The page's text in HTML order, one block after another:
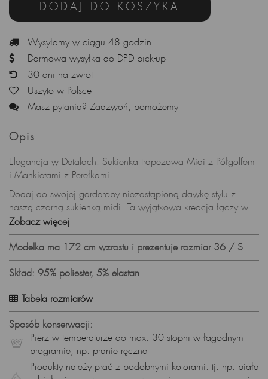
DODAJ DO KOSZYKA
Wysyłamy w ciągu 48 godzin
Darmowa wysyłka do DPD pick-up
30 dni na zwrot
Uszyto w Polsce
Masz pytania? Zadzwoń, pomożemy
Opis
Elegancja w Detalach: Sukienka trapezowa Midi z Półgolfem
i Mankietami z Perełkami
Dodaj do swojej garderoby niezastąpioną dawkę stylu z
naszą czarną sukienką midi. Ta wyjątkowa kreacja łączy w
sobie klasykę z nowoczesnością, oferując niepowtarzalny
look na każdą okazję.
Szczegóły, które Rzucają się w Oczy:
Półgolf z Guzikiem: Wyjątkowy półgolf z subtelnym guzikiem
z tyłu nadaje sukience szykowny akcent.
Detal Rozcięcia: Subtelne, ale zauważalne rozcięcie z tyłu
dodaje sukience lekkości i elegancji, podkreślając wyjątkowy
design. Półgolf z tyłu przechodzi w kołnierzyk.
Mankiety z Napy i Perłami: Długie rękawy zakończone
mankietami, ozdobionymi srebrnymi napsami i delikatnymi
perełkami w kolorze białym, tworzą wyrafinowany efekt.
Zobacz więcej
Modelka ma 172 cm wzrostu i prezentuje rozmiar 36 / S
Skład: 95% poliester, 5% elastan
Tabela rozmiarów
Sposób konserwacji:
Pierz w temperaturze do max. 30 stopni w łagodnym
programie, np. pranie ręczne
Produkty należy prać z podobnymi kolorami: tj. np. białe